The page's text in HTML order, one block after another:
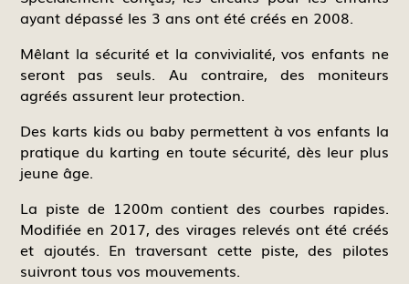
ayant dépassé les 3 ans ont été créés en 2008.
Mêlant la sécurité et la convivialité, vos enfants ne
seront pas seuls. Au contraire, des moniteurs
agréés assurent leur protection.
Des karts kids ou baby permettent à vos enfants la
pratique du karting en toute sécurité, dès leur plus
jeune âge.
La piste de 1200m contient des courbes rapides.
Modifiée en 2017, des virages relevés ont été créés
et ajoutés. En traversant cette piste, des pilotes
suivront tous vos mouvements.